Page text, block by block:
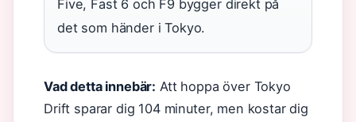
Five, Fast 6 och F9 bygger direkt på
det som händer i Tokyo.
Vad detta innebär: Att hoppa över Tokyo
Drift sparar dig 104 minuter, men kostar dig